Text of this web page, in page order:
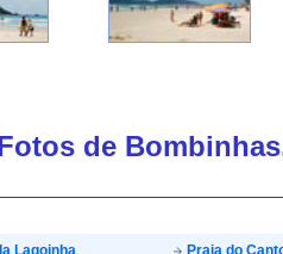
de
Lagoinha
Praia do